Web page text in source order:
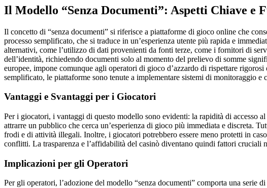
Il Modello “Senza Documenti”: Aspetti Chiave e
Il concetto di “senza documenti” si riferisce a piattaforme di gioco online che
processo semplificato, che si traduce in un’esperienza utente più rapida e
alternativi, come l’utilizzo di dati provenienti da fonti terze, come i fornitori di
dell’identità, richiedendo documenti solo al momento del prelievo di somme
europee, impone comunque agli operatori di gioco d’azzardo di rispettare
semplificato, le piattaforme sono tenute a implementare sistemi di monitoraggio
Vantaggi e Svantaggi per i Giocatori
Per i giocatori, i vantaggi di questo modello sono evidenti: la rapidità di accesso
attrarre un pubblico che cerca un’esperienza di gioco più immediata e discreta.
frodi e di attività illegali. Inoltre, i giocatori potrebbero essere meno protetti in
conflitti. La trasparenza e l’affidabilità del casinò diventano quindi fattori cruciali
Implicazioni per gli Operatori
Per gli operatori, l’adozione del modello “senza documenti” comporta una